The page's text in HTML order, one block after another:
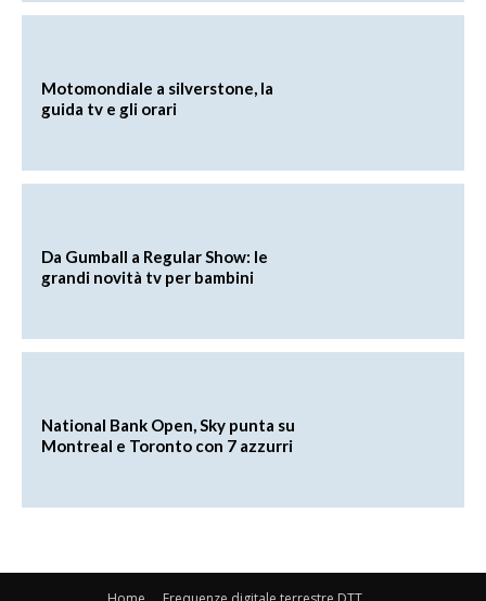
Motomondiale a silverstone, la
guida tv e gli orari
Da Gumball a Regular Show: le
grandi novità tv per bambini
National Bank Open, Sky punta su
Montreal e Toronto con 7 azzurri